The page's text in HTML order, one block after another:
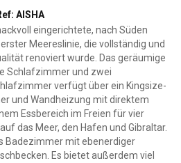
AISHA
eingerichtete, nach Süden
Meereslinie, die vollständig und
renoviert wurde. Das geräumige
Schlafzimmer und zwei
verfügt über ein Kingsize-
und Wandheizung mit direktem
Essbereich im Freien für vier
das Meer, den Hafen und Gibraltar.
Badezimmer mit ebenerdiger
Es bietet außerdem viel